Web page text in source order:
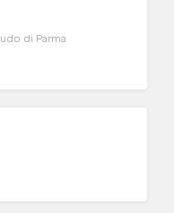
di Parma